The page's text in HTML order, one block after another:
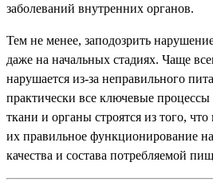
заболеваний внутренних органов.
Тем не менее, заподозрить
даже на начальных стадиях. Чаще
нарушается из-за неправильного
практически все ключевые
ткани и органы строятся из того,
их правильное функционирование
качества и состава потребляемой